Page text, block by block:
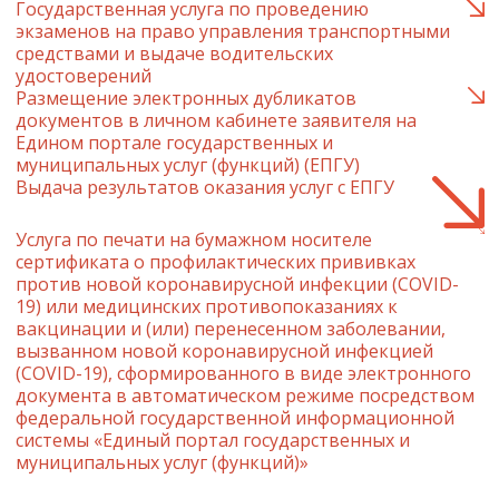
Государственная услуга по проведению
экзаменов на право управления транспортными
средствами и выдаче водительских
удостоверений
Размещение электронных дубликатов
документов в личном кабинете заявителя на
Едином портале государственных и
муниципальных услуг (функций) (ЕПГУ)
Выдача результатов оказания услуг с ЕПГУ
Услуга по печати на бумажном носителе
сертификата о профилактических прививках
против новой коронавирусной инфекции (COVID-
19) или медицинских противопоказаниях к
вакцинации и (или) перенесенном заболевании,
вызванном новой коронавирусной инфекцией
(COVID-19), сформированного в виде электронного
документа в автоматическом режиме посредством
федеральной государственной информационной
системы «Единый портал государственных и
муниципальных услуг (функций)»